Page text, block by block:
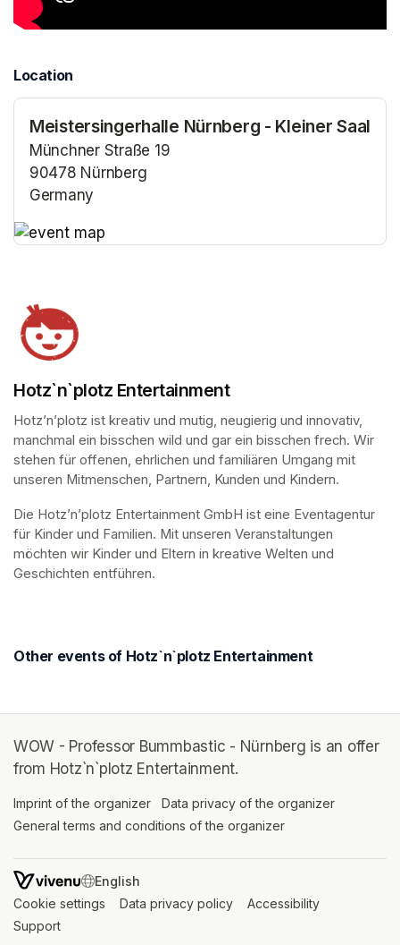
Location
Meistersingerhalle Nürnberg - Kleiner Saal
Münchner Straße 19
90478 Nürnberg
Germany
Hotz`n`plotz Entertainment
Hotz’n’plotz ist kreativ und mutig, neugierig und innovativ,
manchmal ein bisschen wild und gar ein bisschen frech. Wir
stehen für offenen, ehrlichen und familiären Umgang mit
unseren Mitmenschen, Partnern, Kunden und Kindern.
Die Hotz’n’plotz Entertainment GmbH ist eine Eventagentur
für Kinder und Familien. Mit unseren Veranstaltungen
möchten wir Kinder und Eltern in kreative Welten und
Geschichten entführen.
Other events of Hotz`n`plotz Entertainment
WOW - Professor Bummbastic - Nürnberg is an offer
from Hotz`n`plotz Entertainment.
Imprint of the organizer (opens in a new tab)
Data privacy of the organizer
General terms and conditions of the organizer
SWITCH LANGUAGE
Cookie settings (opens in a new tab)
Data privacy policy (opens in a new tab)
Accessibility
Support